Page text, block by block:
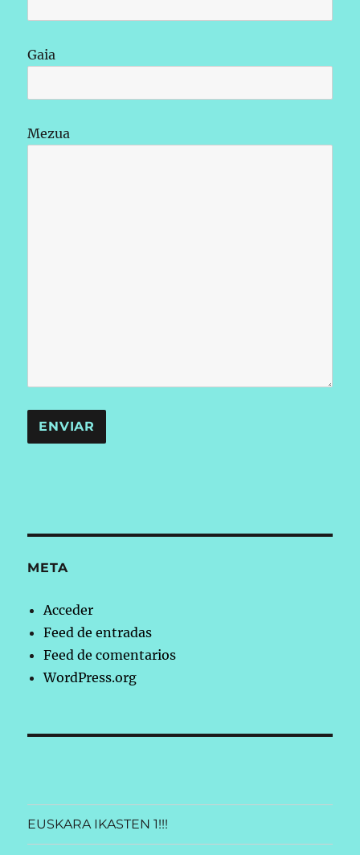
Gaia
Mezua
META
Acceder
Feed de entradas
Feed de comentarios
WordPress.org
EUSKARA IKASTEN 1!!!